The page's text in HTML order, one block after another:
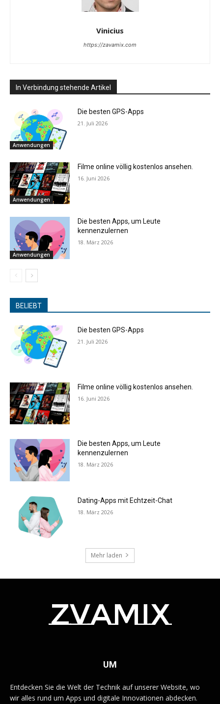
Vinicius
https://zavamix.com
In Verbindung stehende Artikel
Anwendungen
Die besten GPS-Apps
21. Juli 2026
Anwendungen
Filme online völlig kostenlos ansehen.
16. Juni 2026
Anwendungen
Die besten Apps, um Leute
kennenzulernen
18. März 2026
BELIEBT
Die besten GPS-Apps
21. Juli 2026
Filme online völlig kostenlos ansehen.
16. Juni 2026
Die besten Apps, um Leute
kennenzulernen
18. März 2026
Dating-Apps mit Echtzeit-Chat
18. März 2026
Mehr laden
zvamix
UM
Entdecken Sie die Welt der Technik auf unserer Website, wo
wir alles rund um Apps und digitale Innovationen abdecken.